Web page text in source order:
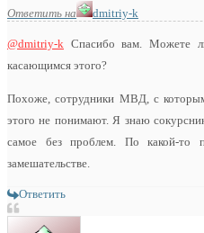
Ответить на dmitriy-k
@dmitriy-k Спасибо вам. Можете
касающимся этого?
Похоже, сотрудники МВД, с
этого не понимают. Я знаю
самое без проблем. По какой-то
замешательстве.
Ответить